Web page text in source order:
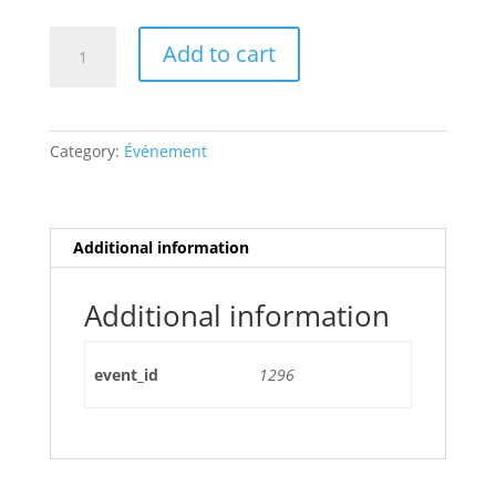
2021
Add to cart
Category: Événement
Additional information
Additional information
event_id 1296